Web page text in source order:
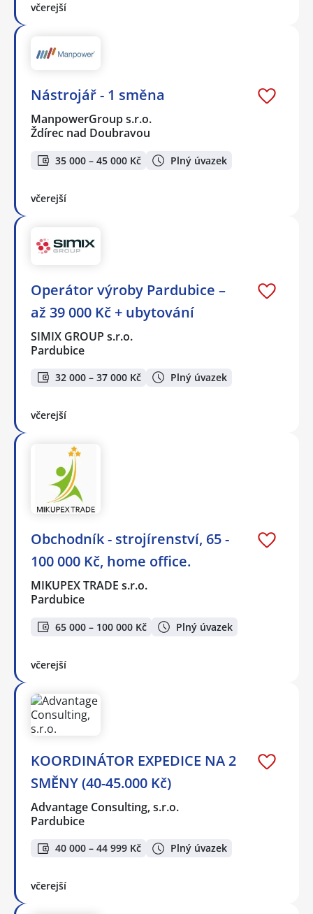
včerejší
Nástrojář - 1 směna
ManpowerGroup s.r.o.
Ždírec nad Doubravou
35 000 – 45 000 Kč Plný úvazek
včerejší
Operátor výroby Pardubice –
až 39 000 Kč + ubytování
SIMIX GROUP s.r.o.
Pardubice
32 000 – 37 000 Kč Plný úvazek
včerejší
Obchodník - strojírenství, 65 -
100 000 Kč, home office.
MIKUPEX TRADE s.r.o.
Pardubice
65 000 – 100 000 Kč Plný úvazek
včerejší
KOORDINÁTOR EXPEDICE NA 2
SMĚNY (40-45.000 Kč)
Advantage Consulting, s.r.o.
Pardubice
40 000 – 44 999 Kč Plný úvazek
včerejší